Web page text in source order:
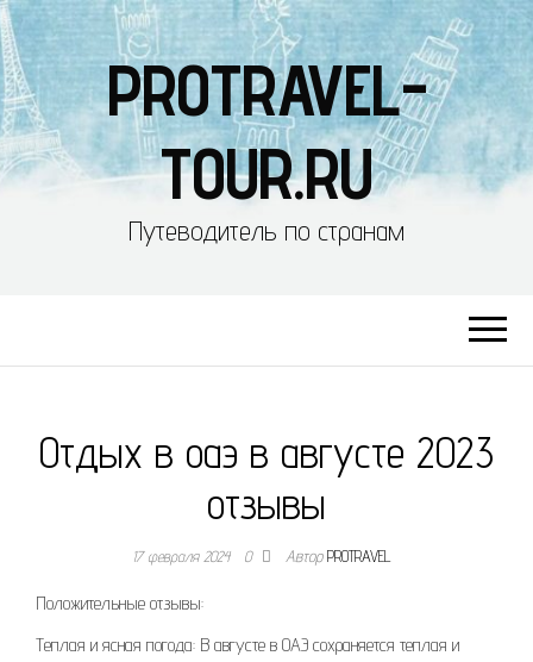
PROTRAVEL-
TOUR.RU
Путеводитель по странам
Отдых в оаэ в августе 2023
отзывы
17 февраля 2024 0 АвторPROTRAVEL
Положительные отзывы:
Теплая и ясная погода: В августе в ОАЭ сохраняется теплая и